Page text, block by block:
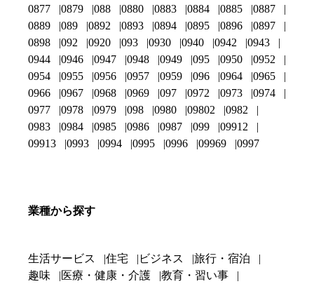
0877
0879 088 0880 0883 0884 0885
0887
0889
089 0892 0893 0894 0895 0896
0897
0898
092 0920 093 0930 0940 0942
0943
0944
0946 0947 0948 0949 095 0950
0952
0954
0955 0956 0957 0959 096 0964
0965
0966
0967 0968 0969 097 0972 0973
0974
0977
0978 0979 098 0980 09802
0982
0983
0984 0985 0986 0987 099
09912
09913
0993 0994 0995 0996 09969 0997
業種から探す
生活サービス 住宅 ビジネス
旅行・宿泊
趣味
医療・健康・介護
教育・習い事